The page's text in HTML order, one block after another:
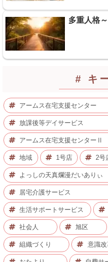
多重人格
# キ
アームス在宅支援センター
放課後等デイサービス
アームス在宅支援センターⅡ
地域 1号店 2号
よっしの天真爛漫だいありぃ
居宅介護サービス
生活サポートサービス
社会人 旭区
組織づくり 意識改